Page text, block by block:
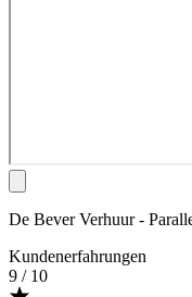
De Bever Verhuur -
Kundenerfahrungen
9 / 10